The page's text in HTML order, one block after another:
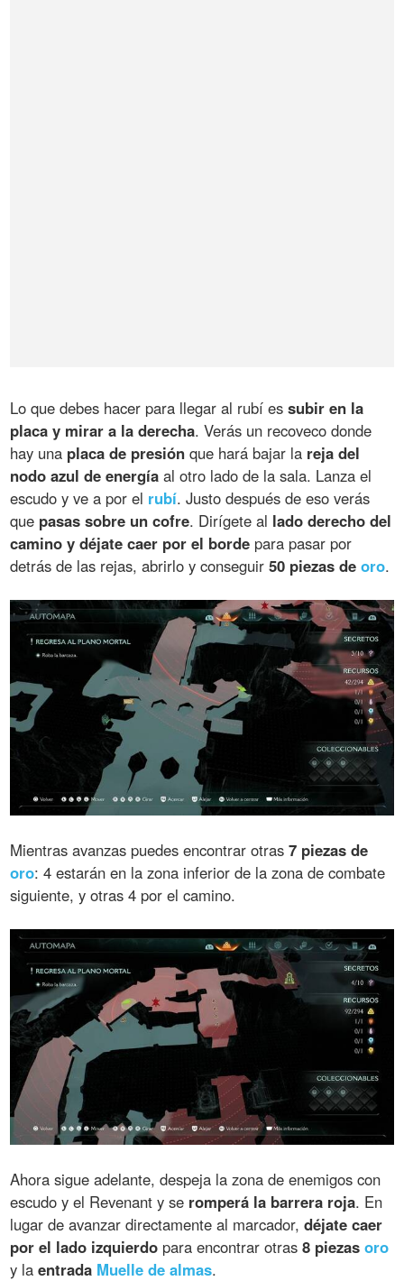
Lo que debes hacer para llegar al rubí essubir en la
placa y mirar a la derecha. Verás un recoveco donde
hay una placa de presión que hará bajar la reja del
nodo azul de energía al otro lado de la sala. Lanza el
escudo y ve a por el rubí. Justo después de eso verás
que pasas sobre un cofre. Dirígete al lado derecho del
camino y déjate caer por el borde para pasar por
detrás de las rejas, abrirlo y conseguir50 piezas deoro.
Mientras avanzas puedes encontrar otras7 piezas de
oro: 4 estarán en la zona inferior de la zona de combate
siguiente, y otras 4 por el camino.
Ahora sigue adelante, despeja la zona de enemigos con
escudo y el Revenant y se romperá la barrera roja. En
lugar de avanzar directamente al marcador,déjate caer
por el lado izquierdo para encontrar otras8 piezasoro
y laentrada Muelle de almas.